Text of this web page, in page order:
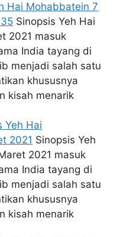
Hai Mohabbatein 7
Sinopsis Yeh Hai
2021 masuk
India tayang di
menjadi salah satu
khususnya
kisah menarik
Yeh Hai
2021 Sinopsis Yeh
2021 masuk
India tayang di
menjadi salah satu
khususnya
kisah menarik